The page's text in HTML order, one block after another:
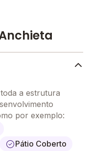
a estrutura
por exemplo:
Pátio Coberto